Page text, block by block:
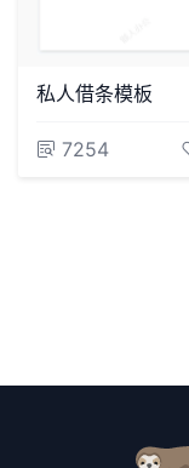
私人借条模板
7254